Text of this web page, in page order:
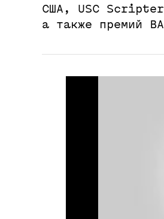
США, USC
а также премий